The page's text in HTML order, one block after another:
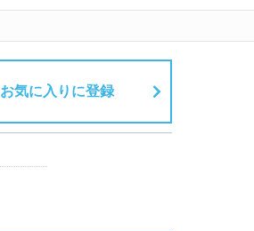
お気に入りに登録